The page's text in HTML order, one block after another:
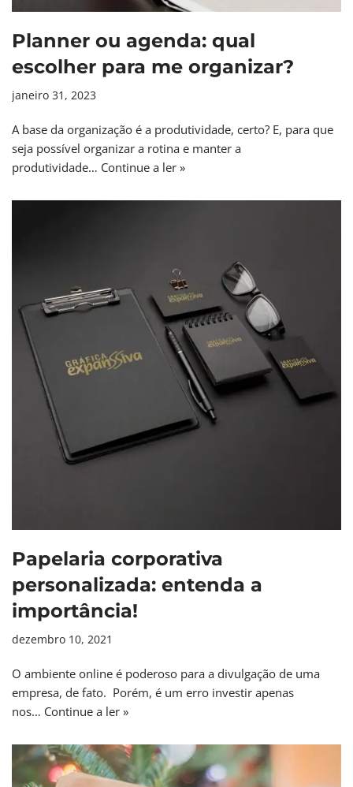
Planner ou agenda: qual
escolher para me organizar?
janeiro 31, 2023
A base da organização é a produtividade, certo? E, para que
seja possível organizar a rotina e manter a
produtividade… Continue a ler »
Papelaria corporativa
personalizada: entenda a
importância!
dezembro 10, 2021
O ambiente online é poderoso para a divulgação de uma
empresa, de fato. Porém, é um erro investir apenas
nos… Continue a ler »